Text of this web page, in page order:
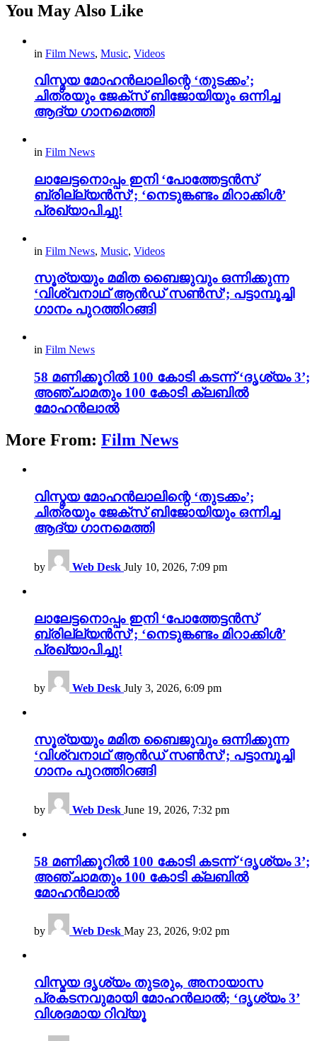
You May Also Like
in Film News, Music, Videos
വിസ്മയ മോഹൻലാലിന്റെ ‘തുടക്കം’;
ചിത്രയും ജേക്സ് ബിജോയിയും ഒന്നിച്ച
ആദ്യ ഗാനമെത്തി
in Film News
ലാലേട്ടനൊപ്പം ഇനി ‘പോത്തേട്ടൻസ്
ബ്രില്ല്യൻസ്’; ‘നെടുങ്കണ്ടം മിറാക്കിൾ’
പ്രഖ്യാപിച്ചു!
in Film News, Music, Videos
സൂര്യയും മമിത ബൈജുവും ഒന്നിക്കുന്ന
‘വിശ്വനാഥ് ആൻഡ് സൺസ്’; പട്ടാമ്പൂച്ചി
ഗാനം പുറത്തിറങ്ങി
in Film News
58 മണിക്കൂറിൽ 100 കോടി കടന്ന് ‘ദൃശ്യം 3’;
അഞ്ചാമതും 100 കോടി ക്ലബിൽ
മോഹൻലാൽ
More From: Film News
വിസ്മയ മോഹൻലാലിന്റെ ‘തുടക്കം’;
ചിത്രയും ജേക്സ് ബിജോയിയും ഒന്നിച്ച
ആദ്യ ഗാനമെത്തി
by Web Desk July 10, 2026, 7:09 pm
ലാലേട്ടനൊപ്പം ഇനി ‘പോത്തേട്ടൻസ്
ബ്രില്ല്യൻസ്’; ‘നെടുങ്കണ്ടം മിറാക്കിൾ’
പ്രഖ്യാപിച്ചു!
by Web Desk July 3, 2026, 6:09 pm
സൂര്യയും മമിത ബൈജുവും ഒന്നിക്കുന്ന
‘വിശ്വനാഥ് ആൻഡ് സൺസ്’; പട്ടാമ്പൂച്ചി
ഗാനം പുറത്തിറങ്ങി
by Web Desk June 19, 2026, 7:32 pm
58 മണിക്കൂറിൽ 100 കോടി കടന്ന് ‘ദൃശ്യം 3’;
അഞ്ചാമതും 100 കോടി ക്ലബിൽ
മോഹൻലാൽ
by Web Desk May 23, 2026, 9:02 pm
വിസ്മയ ദൃശ്യം തുടരും, അനായാസ
പ്രകടനവുമായി മോഹൻലാൽ; ‘ദൃശ്യം 3’
വിശദമായ റിവ്യൂ